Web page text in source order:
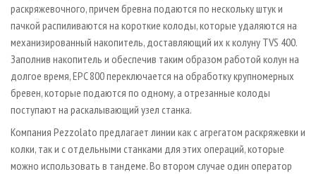
раскряжевочного, причем бревна подаются по нескольку штук и
пачкой распиливаются на короткие колоды, которые удаляются на
механизированный накопитель, доставляющий их к колуну TVS 400.
Заполнив накопитель и обеспечив таким образом работой колун на
долгое время, EPC 800 переключается на обработку крупномерных
бревен, которые подаются по одному, а отрезанные колоды
поступают на раскалывающий узел станка.
Компания Pezzolato предлагает линии как с агрегатом раскряжевки и
колки, так и с отдельными станками для этих операций, которые
можно использовать в тандеме. Во втором случае один оператор